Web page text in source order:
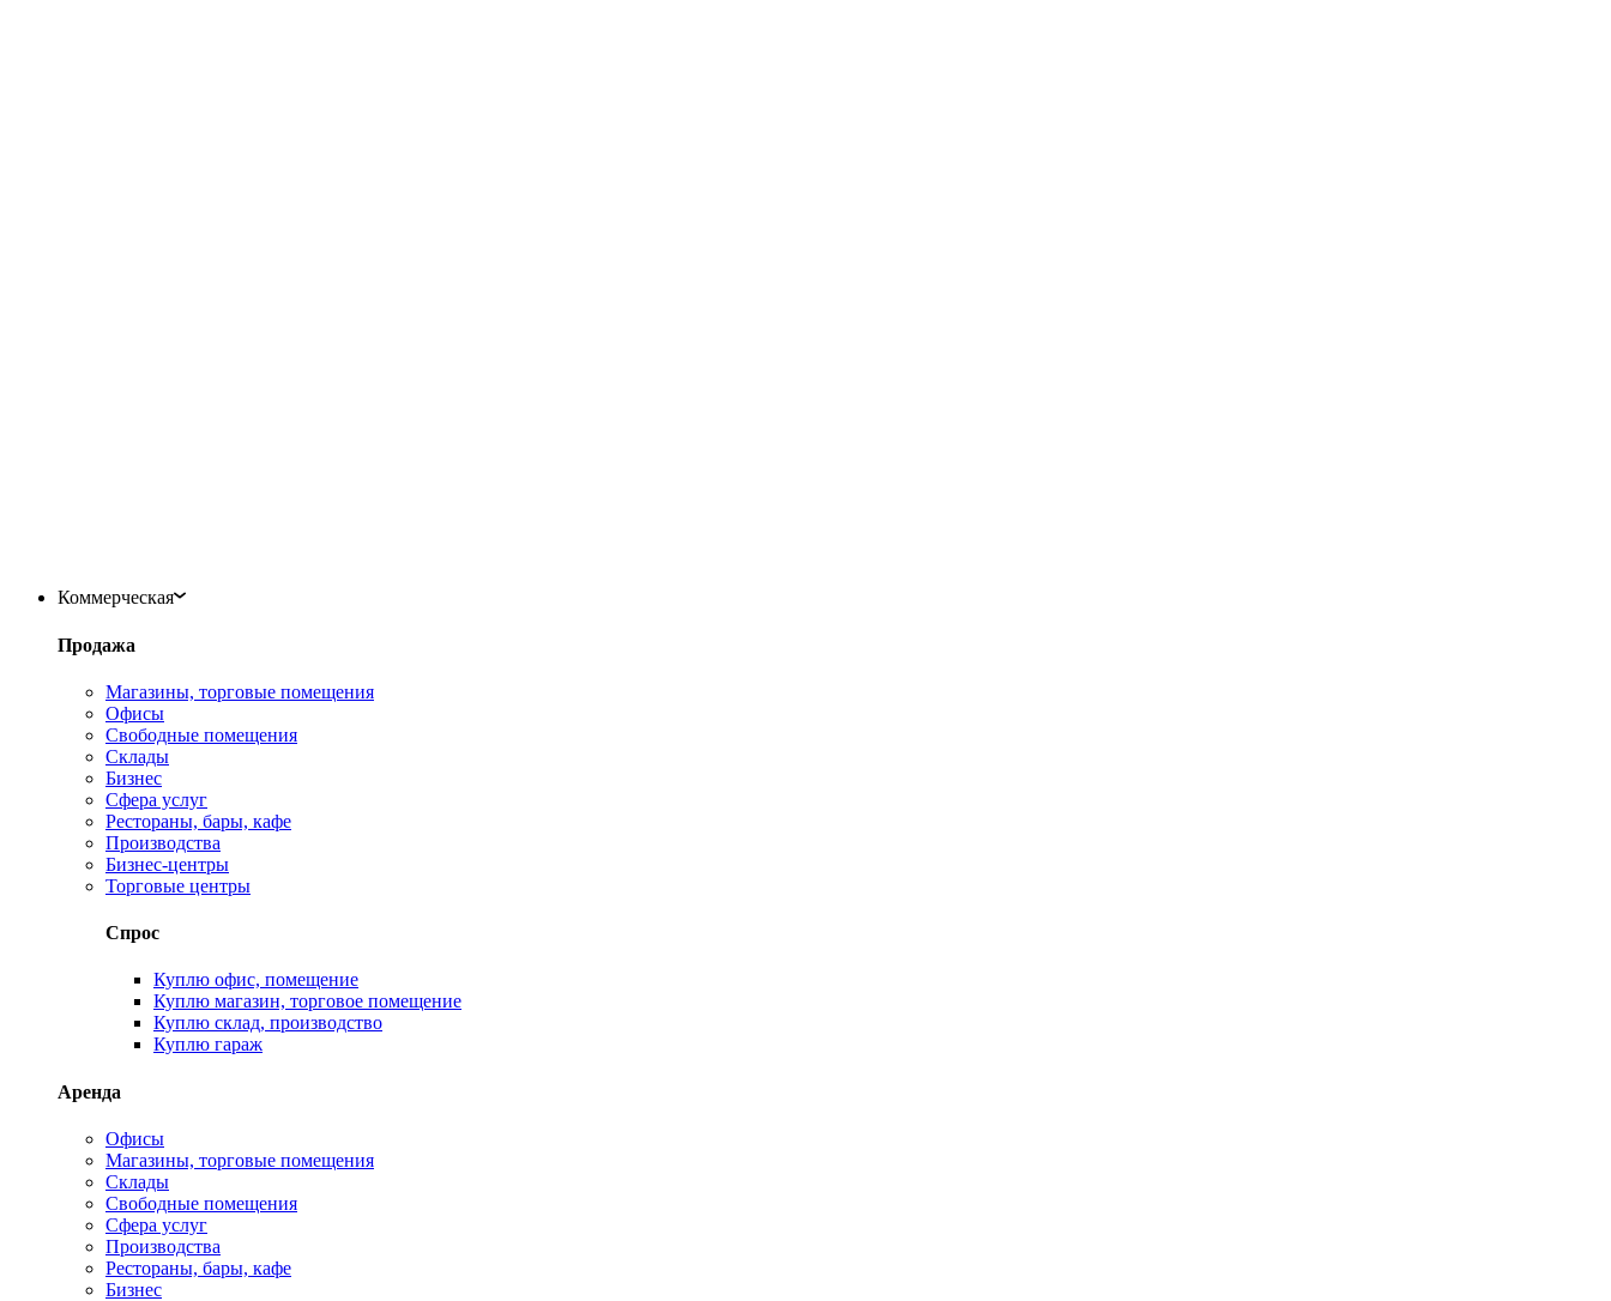
Коммерческая
Продажа
Магазины, торговые помещения
Офисы
Свободные помещения
Склады
Бизнес
Сфера услуг
Рестораны, бары, кафе
Производства
Бизнес-центры
Торговые центры
Спрос
Куплю офис, помещение
Куплю магазин, торговое помещение
Куплю склад, производство
Куплю гараж
Аренда
Офисы
Магазины, торговые помещения
Склады
Свободные помещения
Сфера услуг
Производства
Рестораны, бары, кафе
Бизнес